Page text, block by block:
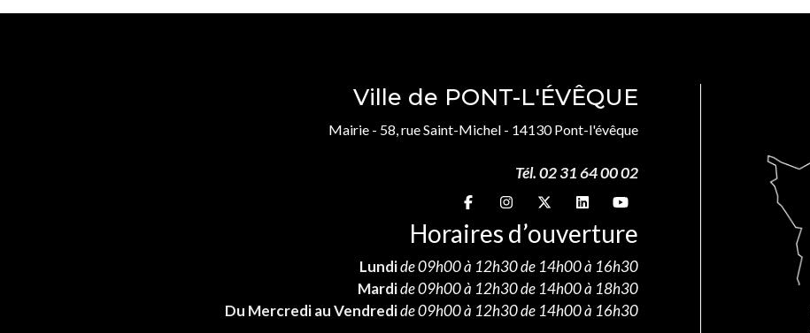
Ville de PONT-L'ÉVÊQUE
Mairie - 58, rue Saint-Michel - 14130 Pont-l'évêque
Tél. 02 31 64 00 02
Suivez-nous sur
Suivez-nous sur
Suivez-nous sur
Suivez-nous sur
Suivez-nous sur
Horaires d’ouverture
Lundide 09h00 à 12h30 de 14h00 à 16h30
Mardide 09h00 à 12h30 de 14h00 à 18h30
Du Mercredi au Vendredide 09h00 à 12h30 de 14h00 à 16h30